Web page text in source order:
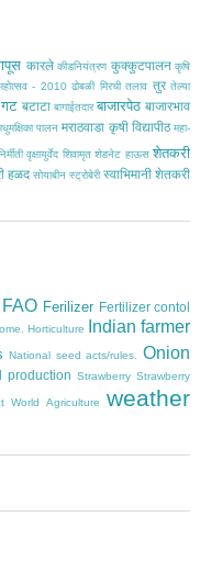
कारले कीडनियंत्रण कुक्कुटपालन कृषि
- 2010 ढोबळी मिरची तलाव तुर तेल्या
बटाटा बागाईतदार बाजारपेठ बाजारभाव
पालन मराठवाडा कृषी विद्यापीठ महा-
वृक्षायुर्वेद शिवामृत शेडनेट हाऊस शेतकरी
हळद सोयाबीन स्ट्रोबेरी स्वाभिमानी शेतकरी
FAO Ferilizer Fertilizer contol
Horticulture Indian farmer
National seed acts/rules. Onion
production Strawberry Strawberry
World Agriculture
weather